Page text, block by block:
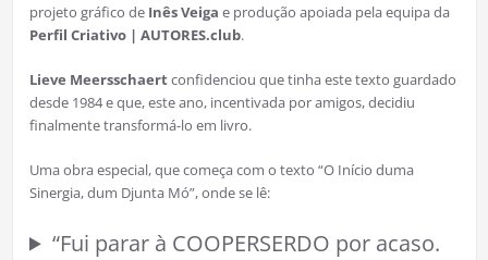
projeto gráfico de Inês Veiga e produção apoiada pela equipa da
Perfil Criativo | AUTORES.club.
Lieve Meersschaertconfidenciou que tinha este texto guardado
desde 1984 e que, este ano, incentivada por amigos, decidiu
finalmente transformá-lo em livro.
Uma obra especial, que começa com o texto “O Início duma
Sinergia, dum Djunta Mó”, onde se lê:
“Fui parar à COOPERSERDO por acaso.